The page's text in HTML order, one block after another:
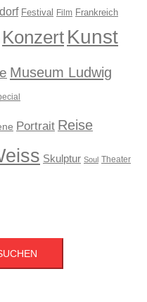
Festival Film Frankreich
Konzert Kunst
Museum Ludwig
Portrait Reise
Skulptur Soul Theater